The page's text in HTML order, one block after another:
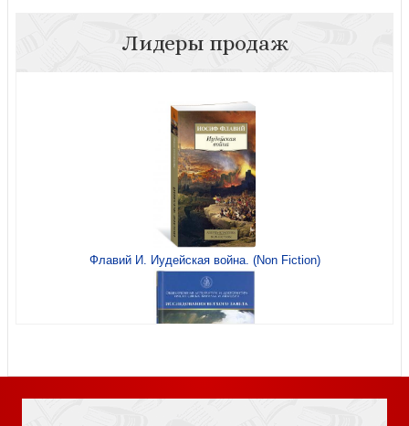
Уэстаби С. Хирурги, святые и психопаты.
Остросюжетная история медицины
Лидеры продаж
Флавий И. Иудейская война. (Non Fiction)